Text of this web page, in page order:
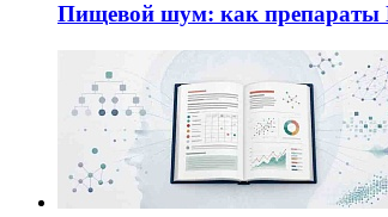
Пищевой шум: как